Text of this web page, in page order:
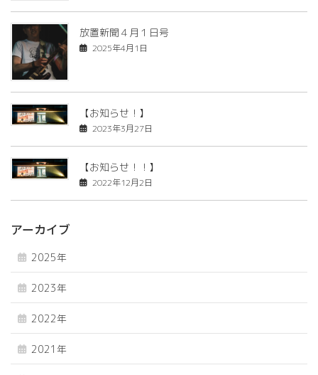
放置新聞４月１日号
2025年4月1日
【お知らせ！】
2023年3月27日
【お知らせ！！】
2022年12月2日
アーカイブ
2025年
2023年
2022年
2021年